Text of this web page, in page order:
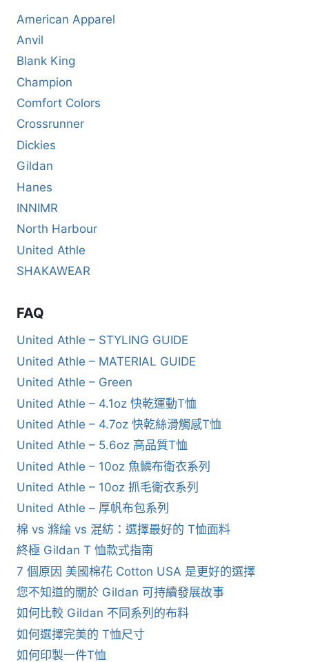
American Apparel
Anvil
Blank King
Champion
Comfort Colors
Crossrunner
Dickies
Gildan
Hanes
INNIMR
North Harbour
United Athle
SHAKAWEAR
FAQ
United Athle – STYLING GUIDE
United Athle – MATERIAL GUIDE
United Athle – Green
United Athle – 4.1oz 快乾運動T恤
United Athle – 4.7oz 快乾絲滑觸感T恤
United Athle – 5.6oz 高品質T恤
United Athle – 10oz 魚鱗布衛衣系列
United Athle – 10oz 抓毛衛衣系列
United Athle – 厚帆布包系列
棉 vs 滌綸 vs 混紡：選擇最好的 T恤面料
終極 Gildan T 恤款式指南
7 個原因 美國棉花 Cotton USA 是更好的選擇
您不知道的關於 Gildan 可持續發展故事
如何比較 Gildan 不同系列的布料
如何選擇完美的 T恤尺寸
如何印製一件T恤